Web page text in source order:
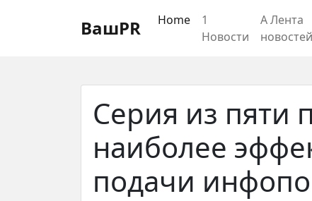
Восстановление пароля
ВашPR Home
1
Новости
А Лента
новостей
Серия из пяти
наиболее
подачи